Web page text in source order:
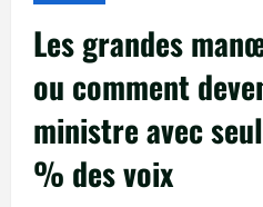
Les grandes
ou comment
ministre avec
% des voix